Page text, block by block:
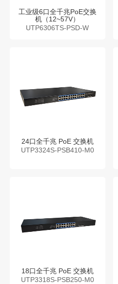
工业级6口全千兆PoE交换
机（12~57V）
UTP6306TS-PSD-W
24口全千兆 PoE 交换机
UTP3324S-PSB410-M0
18口全千兆 PoE 交换机
UTP3318S-PSB250-M0